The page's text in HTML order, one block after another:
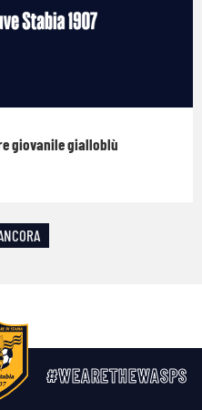
giovanile gialloblù
#WEARETHEWASPS